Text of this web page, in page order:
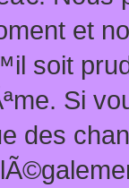
et
soit
Si
des